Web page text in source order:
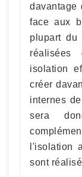
davantage
face aux
plupart du
réalisées
isolation
créer
internes
sera
l'isolation
sont